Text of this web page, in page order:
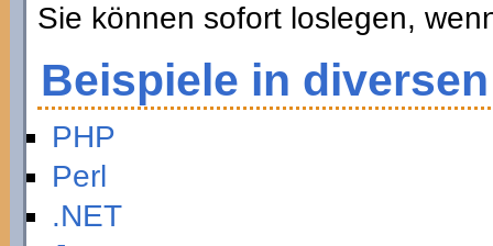
Sie können sofort loslegen,
Beispiele in
PHP
Perl
.NET